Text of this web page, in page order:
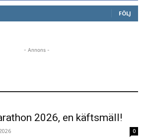
FÖLJ
- Annons -
2026, en käftsmäll!
0